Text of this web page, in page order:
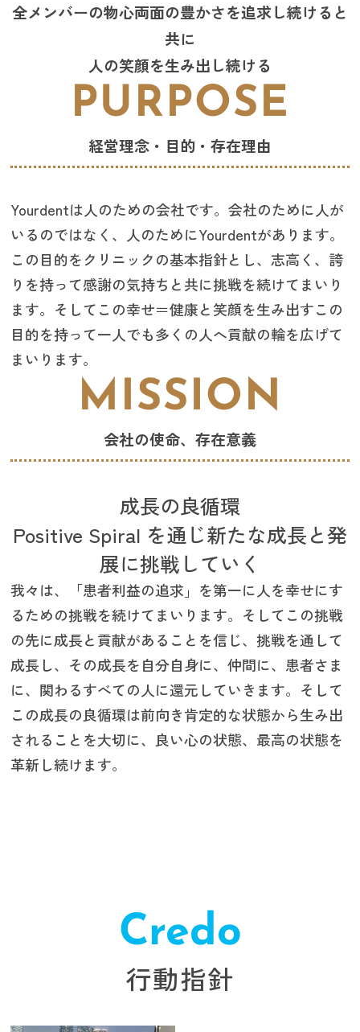
全メンバーの物心両面の豊かさを追求し続けると
共に
人の笑顔を生み出し続ける
PURPOSE
経営理念・目的・存在理由
Yourdentは人のための会社です。会社のために人が
いるのではなく、人のためにYourdentがあります。
この目的をクリニックの基本指針とし、志高く、誇
りを持って感謝の気持ちと共に挑戦を続けてまいり
ます。そしてこの幸せ＝健康と笑顔を生み出すこの
目的を持って一人でも多くの人へ貢献の輪を広げて
まいります。
MISSION
会社の使命、存在意義
成長の良循環
Positive Spiral を通じ新たな成長と発
展に挑戦していく
我々は、「患者利益の追求」を第一に人を幸せにす
るための挑戦を続けてまいります。そしてこの挑戦
の先に成長と貢献があることを信じ、挑戦を通して
成長し、その成長を自分自身に、仲間に、患者さま
に、関わるすべての人に還元していきます。そして
この成長の良循環は前向き肯定的な状態から生み出
されることを大切に、良い心の状態、最高の状態を
革新し続けます。
Credo
行動指針